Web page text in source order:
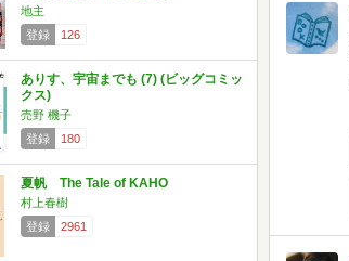
地主
登録
126
ありす、宇宙までも (7) (ビッグコミッ
クス)
売野 機子
登録
180
夏帆 The Tale of KAHO
村上春樹
登録
2961